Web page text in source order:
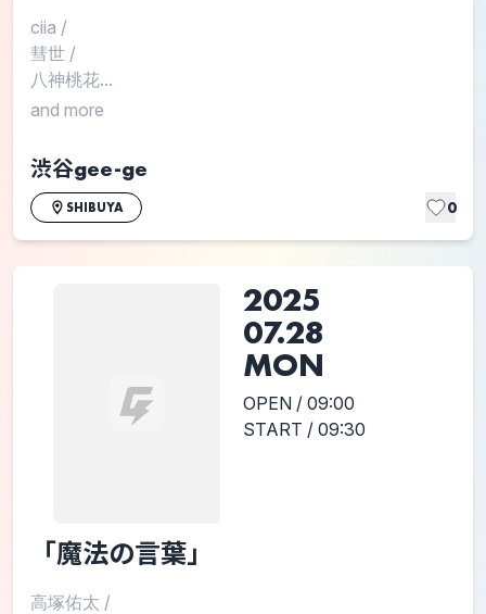
ciia /
彗世 /
八神桃花...
and more
渋谷gee-ge
SHIBUYA 0
2025
07.28
MON
OPEN / 09:00
START / 09:30
「​​魔法の言葉」
高塚佑太 /